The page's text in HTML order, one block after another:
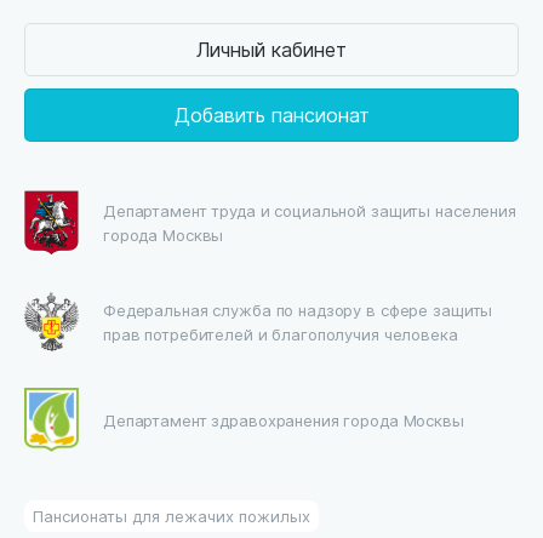
Личный кабинет
Добавить пансионат
Департамент труда и социальной защиты населения
города Москвы
Федеральная служба по надзору в сфере защиты
прав потребителей и благополучия человека
Департамент здравохранения города Москвы
Пансионаты для лежачих пожилых